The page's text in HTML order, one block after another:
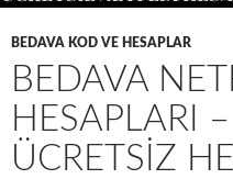
BEDAVA KOD VE HESAPLAR
BEDAVA
HESAPLARI
ÜCRETSIZ